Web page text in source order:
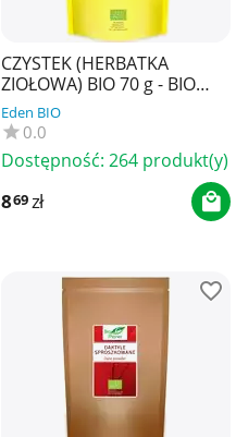
CZYSTEK (HERBATKA
ZIOŁOWA) BIO 70 g - BIO
PLANET SUPERFOODS
Eden BIO
0.0
Dostępność: 264 produkt(y)
869zł